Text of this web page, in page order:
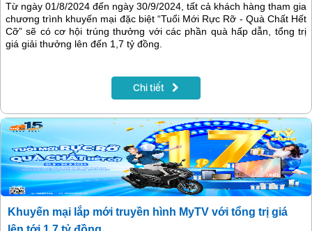
Từ ngày 01/8/2024 đến ngày 30/9/2024, tất cả khách hàng tham gia
chương trình khuyến mại đặc biệt “Tuổi Mới Rực Rỡ - Quà Chất Hết
Cỡ” sẽ có cơ hội trúng thưởng với các phần quà hấp dẫn, tổng trị
giá giải thưởng lên đến 1,7 tỷ đồng.
Chi tiết
Khuyến mại lắp mới truyền hình MyTV với tổng trị giá